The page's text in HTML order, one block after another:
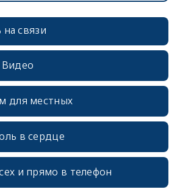
связи
для местных
в сердце
и прямо в телефон